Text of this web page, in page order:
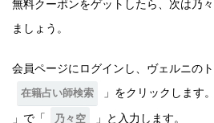
無料クーポンをゲットしたら、次は乃
ましょう。
会員ページにログインし、ヴェルニの
在籍占い師検索 」をクリックします
」で「 乃々空 」と入力します。